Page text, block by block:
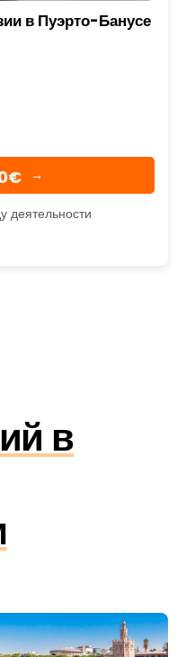
в Пуэрто-Банусе
→
деятельности
в